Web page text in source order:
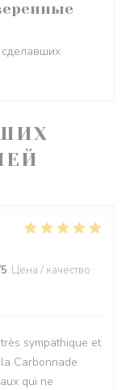
Цена / качество :
sympathique et
Carbonnade
qui ne